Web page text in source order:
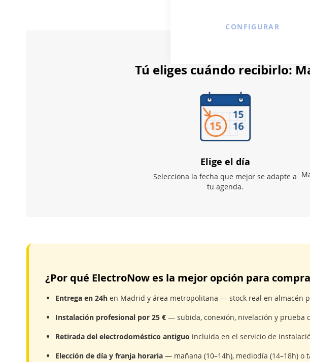
CONFIGURAR
Tú eliges cuándo recibirlo:
Elige el día
Selecciona la fecha que mejor se adapte a
tu agenda.
¿Por qué ElectroNow es la mejor opción para
Entrega en 24h en Madrid y área metropolitana — stock real en almacén
Instalación profesional por 25 € — subida, conexión, nivelación y prueba
Retirada del electrodoméstico antiguo incluida en el servicio de
Elección de día y franja horaria — mañana (10–14h), mediodía (14–18h) o